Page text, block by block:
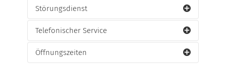
Störungsdienst
Der Entstörungsdienst ist erreichbar unter der
Telefonnummer:
Strombereich:(03304) 39 86 - 86 oder (03361) 73 32
Telefonischer Service
Wir sind telefonisch für Sie erreichbar:
Öffnungszeiten